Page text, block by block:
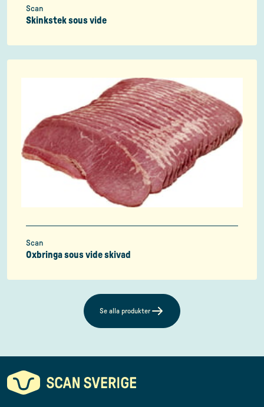
Scan
Skinkstek sous vide
Scan
Oxbringa sous vide skivad
Se alla produkter